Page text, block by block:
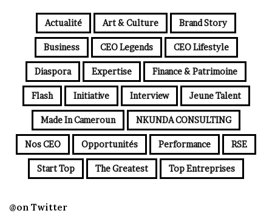
Actualité Art & Culture Brand Story
Business CEO Legends CEO Lifestyle
Diaspora Expertise Finance & Patrimoine
Flash Initiative Interview Jeune Talent
Made In Cameroun NKUNDA CONSULTING
Nos CEO Opportunités Performance RSE
Start Top The Greatest Top Entreprises
@on Twitter